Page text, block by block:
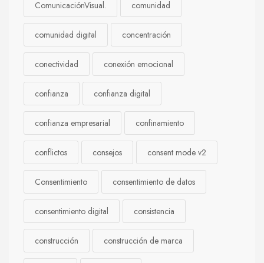
ComunicaciónVisual. comunidad
comunidad digital concentración
conectividad conexión emocional
confianza confianza digital
confianza empresarial confinamiento
conflictos consejos consent mode v2
Consentimiento consentimiento de datos
consentimiento digital consistencia
construcción construcción de marca